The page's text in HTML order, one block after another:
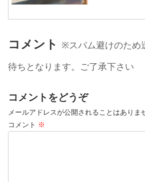
コメント ※スパム避けのため
待ちとなります。ご了承下さい
コメントをどうぞ
メールアドレスが公開されることはありま
コメント ※